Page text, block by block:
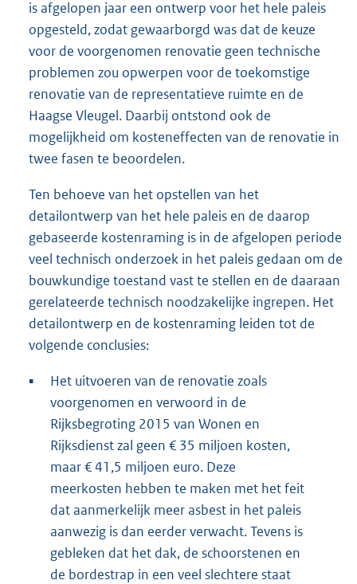
is afgelopen jaar een ontwerp voor het hele paleis
opgesteld, zodat gewaarborgd was dat de keuze
voor de voorgenomen renovatie geen technische
problemen zou opwerpen voor de toekomstige
renovatie van de representatieve ruimte en de
Haagse Vleugel. Daarbij ontstond ook de
mogelijkheid om kosteneffecten van de renovatie in
twee fasen te beoordelen.
Ten behoeve van het opstellen van het
detailontwerp van het hele paleis en de daarop
gebaseerde kostenraming is in de afgelopen periode
veel technisch onderzoek in het paleis gedaan om de
bouwkundige toestand vast te stellen en de daaraan
gerelateerde technisch noodzakelijke ingrepen. Het
detailontwerp en de kostenraming leiden tot de
volgende conclusies:
▪
Het uitvoeren van de renovatie zoals
voorgenomen en verwoord in de
Rijksbegroting 2015 van Wonen en
Rijksdienst zal geen € 35 miljoen kosten,
maar € 41,5 miljoen euro. Deze
meerkosten hebben te maken met het feit
dat aanmerkelijk meer asbest in het paleis
aanwezig is dan eerder verwacht. Tevens is
gebleken dat het dak, de schoorstenen en
de bordestrap in een veel slechtere staat